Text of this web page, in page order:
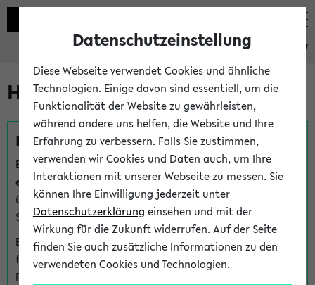
eKVV
Hilfe & Kontakt
Fragen zu einzelnen Veranstaltungen
Bei inhaltlichen und organisatorischen Fragen zu
einzelnen Veranstaltungen finden Sie Ansprechpersonen
über denFragen-Link bei jeder Veranstaltung. Der BIS
Support kann hier meist keine direkte Hilfe leisten.
Bei Veranstaltungen mit eKVV Teilnahmemanagement
finden Sie eine Auskunft über die Personen, die Ihre
Platzzuteilung im eKVV eingetragen haben, auf der
Datenschutzeinstellung
Diese Webseite verwendet Cookies und ähnliche
Technologien. Einige davon sind essentiell, um die
Funktionalität der Website zu gewährleisten,
während andere uns helfen, die Website und Ihre
Erfahrung zu verbessern. Falls Sie zustimmen,
verwenden wir Cookies und Daten auch, um Ihre
Interaktionen mit unserer Webseite zu messen. Sie
können Ihre Einwilligung jederzeit unter
Datenschutzerklärung einsehen und mit der
Wirkung für die Zukunft widerrufen. Auf der Seite
finden Sie auch zusätzliche Informationen zu den
verwendeten Cookies und Technologien.